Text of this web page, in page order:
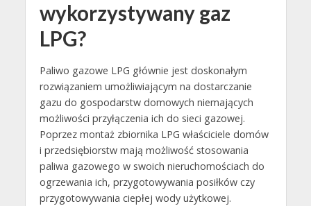
wykorzystywany gaz
LPG?
Paliwo gazowe LPG głównie jest doskonałym
rozwiązaniem umożliwiającym na dostarczanie
gazu do gospodarstw domowych niemających
możliwości przyłączenia ich do sieci gazowej.
Poprzez montaż zbiornika LPG właściciele domów
i przedsiębiorstw mają możliwość stosowania
paliwa gazowego w swoich nieruchomościach do
ogrzewania ich, przygotowywania posiłków czy
przygotowywania ciepłej wody użytkowej.